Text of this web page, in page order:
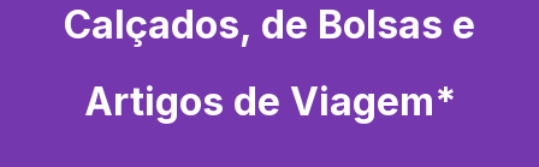
Calçados, de Bolsas e
Artigos de Viagem*